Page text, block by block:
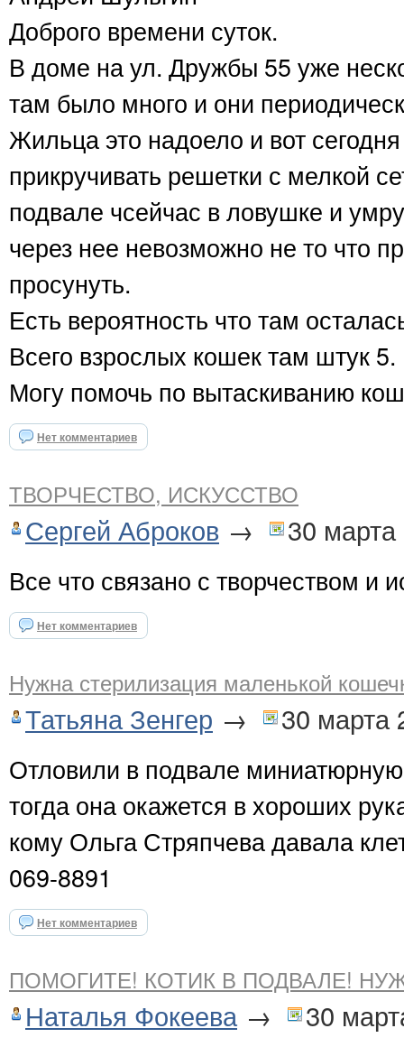
Доброго времени суток.
В доме на ул. Дружбы 55 уже
там было много и они
Жильца это надоело и вот
прикручивать решетки с мелкой
подвале чсейчас в ловушке и
через нее невозможно не то что
просунуть.
Есть вероятность что там
Всего взрослых кошек там штук 5.
Могу помочь по вытаскиванию
Нет комментариев
ТВОРЧЕСТВО, ИСКУССТВО
Сергей Аброков → 30
Все что связано с творчеством и
Нет комментариев
Нужна стерилизация маленькой
Татьяна Зенгер → 30 марта
Отловили в подвале
тогда она окажется в хороших
кому Ольга Стряпчева давала
069-8891
Нет комментариев
ПОМОГИТЕ! КОТИК В ПОДВАЛЕ!
Наталья Фокеева → 30